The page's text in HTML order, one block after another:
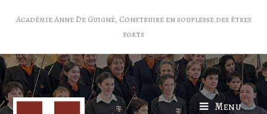
Académie Anne De Guigné, Construire en souplesse des êtres
forts
Menu